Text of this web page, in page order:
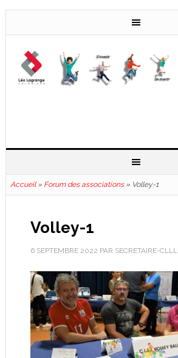
Accueil» Forum des associations» Volley-1
Volley-1
6 SEPTEMBRE 2022 PAR SECRETAIRE-CLLL